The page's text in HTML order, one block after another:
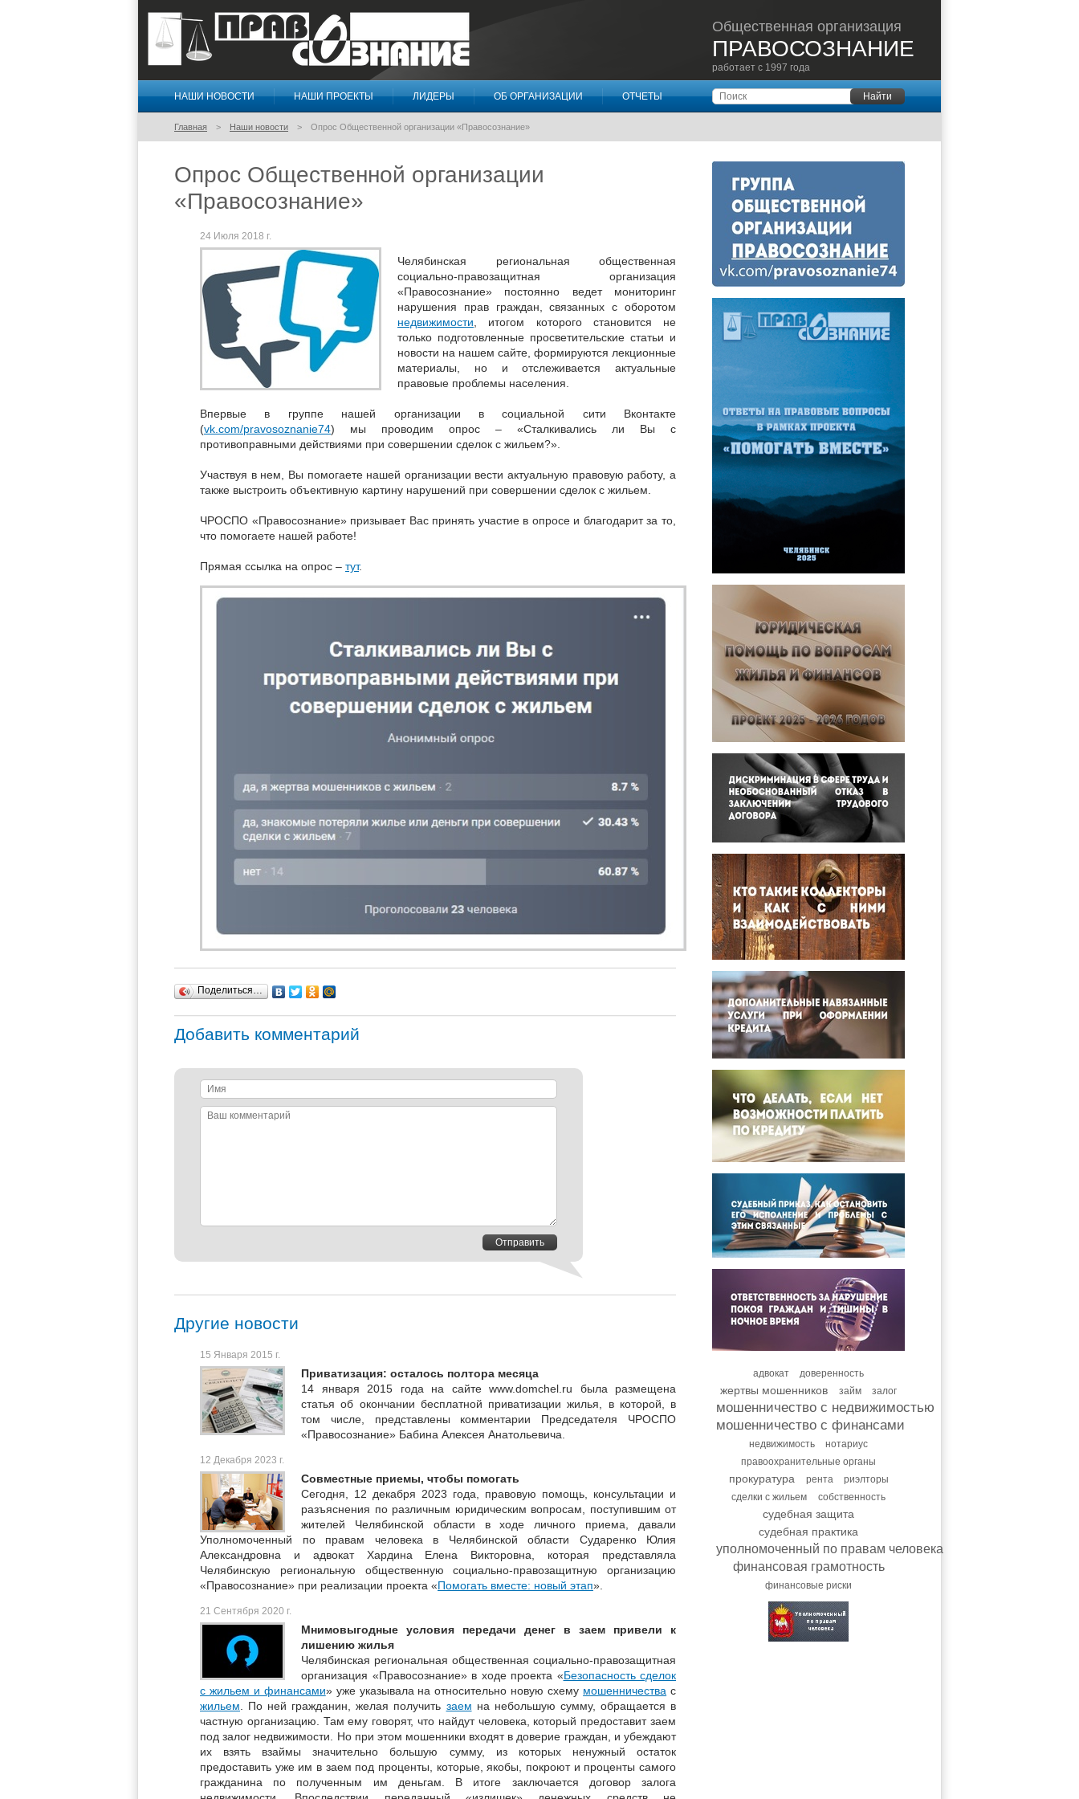
Правосознание
Общественная организация
ПРАВОСОЗНАНИЕ
работает с 1997 года
НАШИ НОВОСТИ НАШИ ПРОЕКТЫ ЛИДЕРЫ ОБ ОРГАНИЗАЦИИ ОТЧЕТЫ Поиск Найти
Главная Наши новости Опрос Общественной организации «Правосознание»
Опрос Общественной организации
«Правосознание»
24 Июля 2018 г.
Челябинская региональная общественная
социально-правозащитная организация
«Правосознание» постоянно ведет мониторинг
нарушения прав граждан, связанных с оборотом
недвижимости , итогом которого становится не
только подготовленные просветительские статьи и
новости на нашем сайте, формируются лекционные
материалы, но и отслеживается актуальные
правовые проблемы населения.
Впервые в группе нашей организации в социальной сити Вконтакте
(vk.com/pravosoznanie74) мы проводим опрос – «Сталкивались ли Вы с
противоправными действиями при совершении сделок с жильем?».
Участвуя в нем, Вы помогаете нашей организации вести актуальную правовую работу, а
также выстроить объективную картину нарушений при совершении сделок с жильем.
ЧРОСПО «Правосознание» призывает Вас принять участие в опросе и благодарит за то,
что помогаете нашей работе!
Прямая ссылка на опрос – тут.
Поделиться…
Добавить комментарий
Имя
Ваш
Отправить
Другие новости
15 Января 2015 г.
Приватизация: осталось полтора месяца
14 января 2015 года на сайте www.domchel.ru была размещена
статья об окончании бесплатной приватизации жилья, в которой, в
том числе, представлены комментарии Председателя ЧРОСПО
«Правосознание» Бабина Алексея Анатольевича.
12 Декабря 2023 г.
Совместные приемы, чтобы помогать
Сегодня, 12 декабря 2023 года, правовую помощь, консультации и
разъяснения по различным юридическим вопросам, поступившим от
жителей Челябинской области в ходе личного приема, давали
Уполномоченный по правам человека в Челябинской области Сударенко Юлия
Александровна и адвокат Хардина Елена Викторовна, которая представляла
Челябинскую региональную общественную социально-правозащитную организацию
«Правосознание» при реализации проекта «Помогать вместе: новый этап».
21 Сентября 2020 г.
Мнимовыгодные условия передачи денег в заем привели к
лишению жилья
Челябинская региональная общественная социально-правозащитная
организация «Правосознание» в ходе проекта «Безопасность сделок
с жильем и финансами» уже указывала на относительно новую схему мошенничества с
жильем . По ней гражданин, желая получить заем на небольшую сумму, обращается в
частную организацию. Там ему говорят, что найдут человека, который предоставит заем
под залог недвижимости. Но при этом мошенники входят в доверие граждан, и убеждают
их взять взаймы значительно большую сумму, из которых ненужный остаток
предоставить уже им в заем под проценты, которые, якобы, покроют и проценты самого
гражданина по полученным им деньгам. В итоге заключается договор залога
адвокат доверенность
жертвы мошенников займ залог
мошенничество с недвижимостью
мошенничество с финансами
недвижимость
нотариус
правоохранительные органы
прокуратура рента
риэлторы
сделки с жильем
собственность
судебная защита
судебная практика
уполномоченный по правам человека
финансовая грамотность
финансовые риски